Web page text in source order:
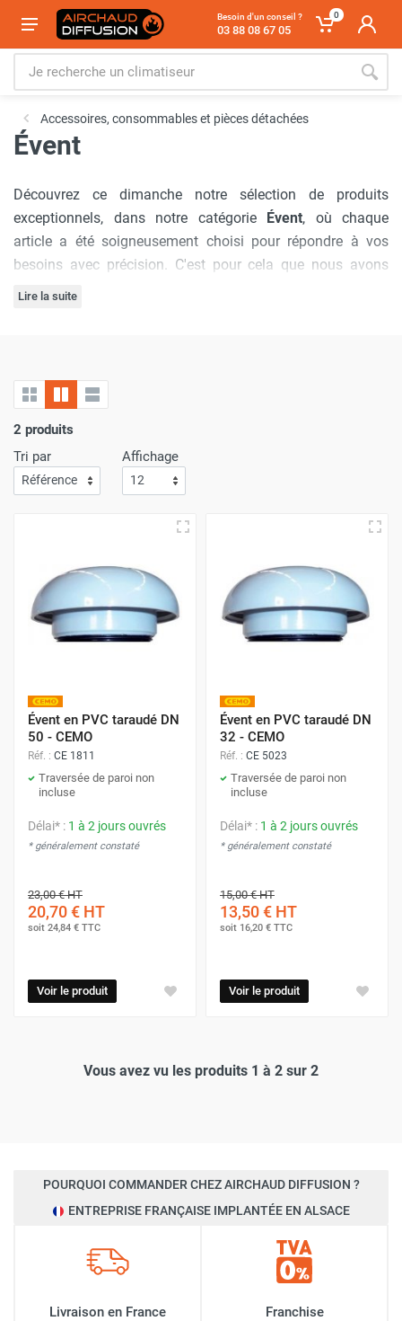
Besoin d'un conseil ?
03 88 08 67 05
0
Accessoires, consommables et pièces détachées
Évent
Découvrez ce dimanche notre sélection de produits
exceptionnels, dans notre catégorie Évent, où chaque
article a été soigneusement choisi pour répondre à vos
besoins avec précision. C'est pour cela que nous avons
sélectionné la marque
inégalées à chaque visite. De plus, nous comprenons
l'importance
pourquoi nous nous assurons que votre commande arrive
à votre porte avecla plus grande efficacité
Faites vos achats sur Airchaud Diffusion pour une
expérience où l'excellence et la vitesse de livraison s'allient
à l'avantage de prix compétitifs.
Lire la suite
2 produits
Tri par
Affichage
Évent en PVC taraudé DN
50 - CEMO
Réf. : CE 1811
Traversée de paroi non
incluse
Délai* : 1 à 2 jours ouvrés
* généralement constaté
23,00 €HT
20,70 € HT
soit 24,84 € TTC
Voir le produit
Évent en PVC taraudé DN
32 - CEMO
Réf. : CE 5023
Traversée de paroi non
incluse
Délai* : 1 à 2 jours ouvrés
* généralement constaté
15,00 €HT
13,50 € HT
soit 16,20 € TTC
Voir le produit
Vous avez vu les produits 1 à 2 sur 2
POURQUOI COMMANDER CHEZ AIRCHAUD DIFFUSION ?
ENTREPRISE FRANÇAISE IMPLANTÉE EN ALSACE
Livraison en France
Franchise